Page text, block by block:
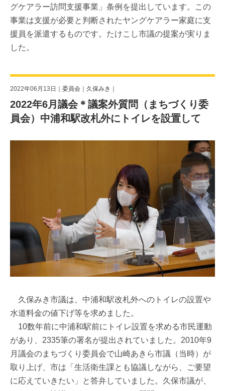
グケアラー訪問支援事業」条例を提出しています。この
事業は支援が必要と判断されたヤングケアラー家庭に支
援員を派遣するものです。たけこし市議の提案が実りま
した。
2022年06月13日｜ 委員会 久保みき
2022年6月議会＊議案外質問（まちづくり委
員会）中浦和駅改札外にトイレを設置して
久保みき市議は、中浦和駅改札外へのトイレの設置や
水道料金の値下げ等を求めました。
10数年前に中浦和駅前にトイレ設置を求める市民運動
があり、2335筆の署名が提出されていました。2010年9
月議会のまちづくり委員会で山崎あきら市議（当時）が
取り上げ、市は「生活衛生課とも協議しながら、ご要望
に応えていきたい」と答弁していました。久保市議が、